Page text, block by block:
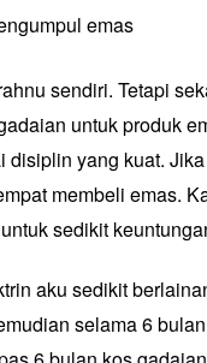
sendiri. Tetapi
untuk produk
disiplin yang kuat.
membeli emas.
sedikit
aku sedikit
selama 6